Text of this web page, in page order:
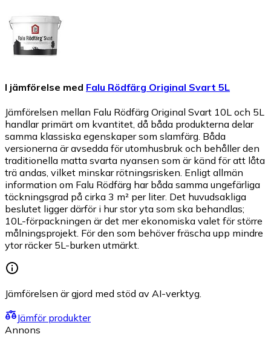
I jämförelse med Falu Rödfärg Original Svart 5L
Jämförelsen mellan Falu Rödfärg Original Svart 10L och 5L
handlar primärt om kvantitet, då båda produkterna delar
samma klassiska egenskaper som slamfärg. Båda
versionerna är avsedda för utomhusbruk och behåller den
traditionella matta svarta nyansen som är känd för att låta
trä andas, vilket minskar rötningsrisken. Enligt allmän
information om Falu Rödfärg har båda samma ungefärliga
täckningsgrad på cirka 3 m² per liter. Det huvudsakliga
beslutet ligger därför i hur stor yta som ska behandlas;
10L-förpackningen är det mer ekonomiska valet för större
målningsprojekt. För den som behöver fräscha upp mindre
ytor räcker 5L-burken utmärkt.
Jämförelsen är gjord med stöd av AI-verktyg.
Jämför produkter
Annons